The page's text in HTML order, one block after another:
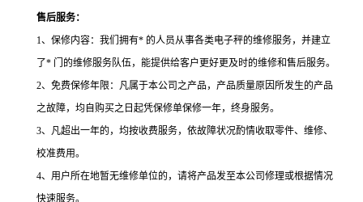
售后服务：
1、保修内容：我们拥有* 的人员从事各类电子秤的维修服务，并建立
了* 门的维修服务队伍，能提供给客户更好更及时的维修和售后服务。
2、免费保修年限：凡属于本公司之产品，产品质量原因所发生的产品
之故障，均自购买之日起凭保修单保修一年，终身服务。
3、凡超出一年的，均按收费服务，依故障状况酌情收取零件、维修、
校准费用。
4、用户所在地暂无维修单位的，请将产品发至本公司修理或根据情况
快速服务。